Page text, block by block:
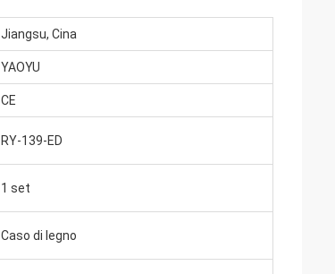
Jiangsu, Cina
YAOYU
CE
RY-139-ED
1 set
Caso di legno